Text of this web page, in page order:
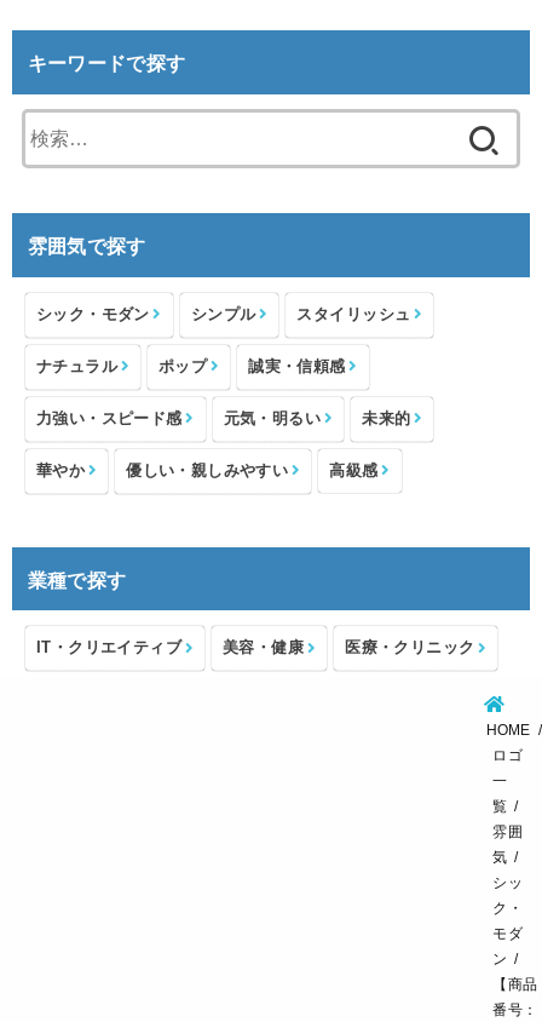
キーワードで探す
索:
雰囲気で探す
シック・モダン シンプル スタイリッシュ
ナチュラル ポップ 誠実・信頼感
力強い・スピード感 元気・明るい 未来的
華やか 優しい・親しみやすい 高級感
業種で探す
IT・クリエイティブ 美容・健康 医療・クリニック
HOME
ロゴ
一
覧
雰囲
気
シッ
ク・
モダ
ン
【商品
番号：